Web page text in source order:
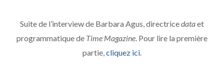
Suite de l’interview de Barbara Agus, directricedataet
programmatique de Time Magazine . Pour lire la première
partie, cliquez ici